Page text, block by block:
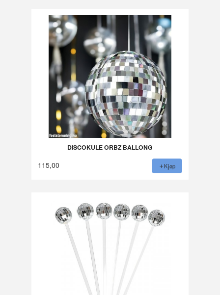
DISCOKULE ORBZ BALLONG
115,00 Kjøp